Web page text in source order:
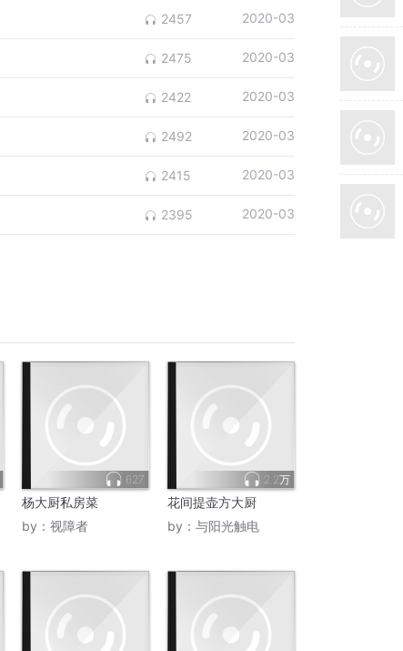
2457 2020-03
2475 2020-03
2422 2020-03
2492 2020-03
2415 2020-03
2395 2020-03
627
杨大厨私房菜
by： 视障者
2.2万
花间提壶方大厨
by： 与阳光触电